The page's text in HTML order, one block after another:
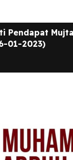
Pendapat
01-2023)